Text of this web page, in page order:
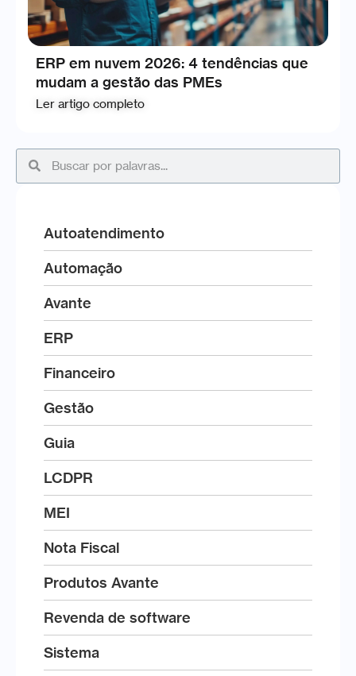
ERP em nuvem 2026: 4 tendências que
mudam a gestão das PMEs
Ler artigo completo
Autoatendimento
Automação
Avante
ERP
Financeiro
Gestão
Guia
LCDPR
MEI
Nota Fiscal
Produtos Avante
Revenda de software
Sistema